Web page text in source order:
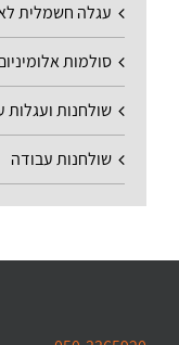
עגלה חשמלית
סולמות
שולחנות ועגלות
שולחנות עבודה